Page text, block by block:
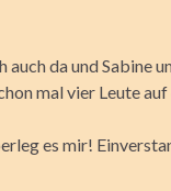
auch da und Sabine
mal vier Leute
es mir!